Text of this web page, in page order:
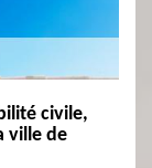
civile,
ville de